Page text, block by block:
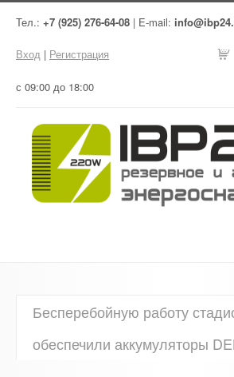
Тел.: +7 (925) 276-64-08 | E-mail:
Вход | Регистрация
с 09:00 до 18:00
Оборудование
Услуги
Бесперебойную работу
обеспечили аккумуляторы